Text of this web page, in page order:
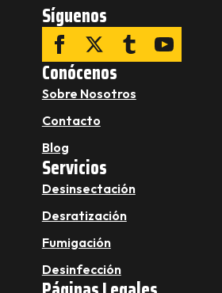
Síguenos
Conócenos
Sobre Nosotros
Contacto
Blog
Servicios
Desinsectación
Desratización
Fumigación
Desinfección